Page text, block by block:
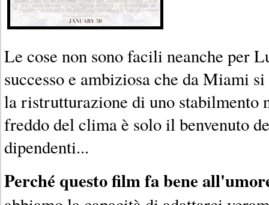
Le cose non sono facili neanche per
successo e ambiziosa che da Miami
la ristrutturazione di uno stabilmento
freddo del clima è solo il benvenuto
dipendenti...
Perché questo film fa bene